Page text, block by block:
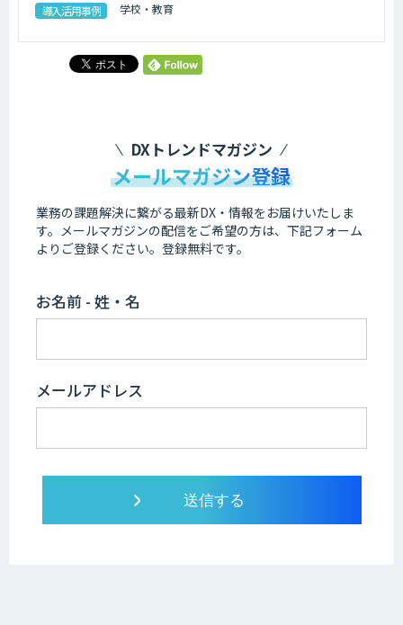
導入活用事例 学校・教育
DXトレンドマガジン
メールマガジン登録
業務の課題解決に繋がる最新DX・情報をお届けいたしま
す。 メールマガジンの配信をご希望の方は、下記フォーム
よりご登録ください。登録無料です。
お名前 - 姓・名
メールアドレス